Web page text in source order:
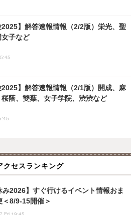
2025】解答速報情報（2/2版）栄光、聖
子など
2025】解答速報情報（2/1版）開成、麻
蔭、雙葉、女子学院、渋渋など
クセスランキング
み2026】すぐ行けるイベント情報おま
＜8/9-15開催＞